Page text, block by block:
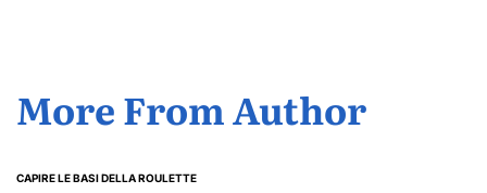
More From Author
POSTED
CAPIRE LE BASI DELLA ROULETTE